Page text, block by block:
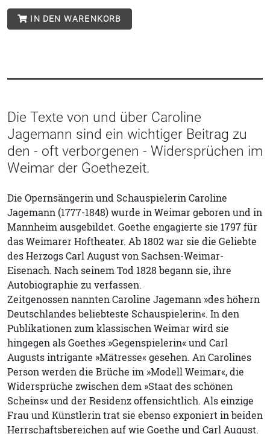
IN DEN WARENKORB
Die Texte von und über Caroline
Jagemann sind ein wichtiger Beitrag zu
den - oft verborgenen - Widersprüchen im
Weimar der Goethezeit.
Die Opernsängerin und Schauspielerin Caroline
Jagemann (1777-1848) wurde in Weimar geboren und in
Mannheim ausgebildet. Goethe engagierte sie 1797 für
das Weimarer Hoftheater. Ab 1802 war sie die Geliebte
des Herzogs Carl August von Sachsen-Weimar-
Eisenach. Nach seinem Tod 1828 begann sie, ihre
Autobiographie zu verfassen.
Zeitgenossen nannten Caroline Jagemann »des höhern
Deutschlandes beliebteste Schauspielerin«. In den
Publikationen zum klassischen Weimar wird sie
hingegen als Goethes »Gegenspielerin« und Carl
Augusts intrigante »Mätresse« gesehen. An Carolines
Person werden die Brüche im »Modell Weimar«, die
Widersprüche zwischen dem »Staat des schönen
Scheins« und der Residenz offensichtlich. Als einzige
Frau und Künstlerin trat sie ebenso exponiert in beiden
Herrschaftsbereichen auf wie Goethe und Carl August.